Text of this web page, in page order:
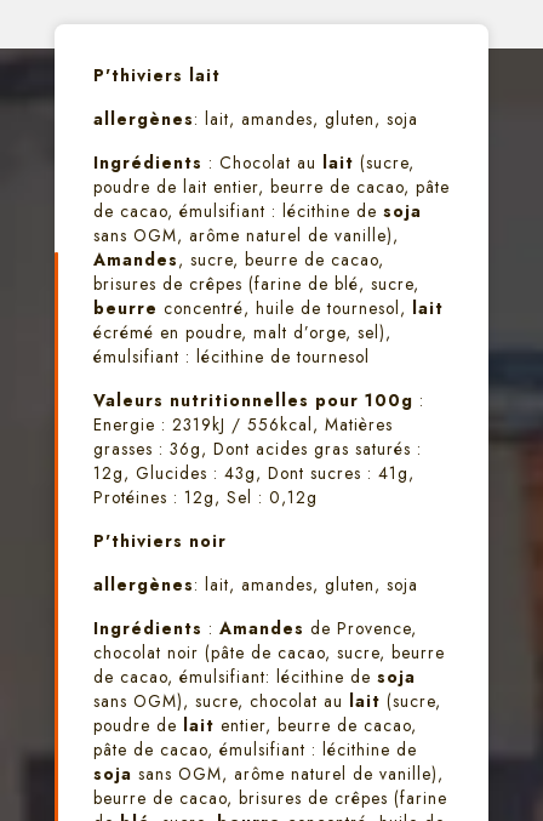
P'thiviers lait
allergènes: lait, amandes, gluten, soja
Ingrédients : Chocolat au lait (sucre,
poudre de lait entier, beurre de cacao, pâte
de cacao, émulsifiant : lécithine de soja
sans OGM, arôme naturel de vanille),
Amandes, sucre, beurre de cacao,
brisures de crêpes (farine de blé, sucre,
beurre concentré, huile de tournesol, lait
écrémé en poudre, malt d’orge, sel),
émulsifiant : lécithine de tournesol
Valeurs nutritionnelles pour 100g :
Energie : 2319kJ / 556kcal, Matières
grasses : 36g, Dont acides gras saturés :
12g, Glucides : 43g, Dont sucres : 41g,
Protéines : 12g, Sel : 0,12g
P'thiviers noir
allergènes: lait, amandes, gluten, soja
Ingrédients : Amandes de Provence,
chocolat noir (pâte de cacao, sucre, beurre
de cacao, émulsifiant: lécithine de soja
sans OGM), sucre, chocolat au lait (sucre,
poudre de lait entier, beurre de cacao,
pâte de cacao, émulsifiant : lécithine de
soja sans OGM, arôme naturel de vanille),
beurre de cacao, brisures de crêpes (farine